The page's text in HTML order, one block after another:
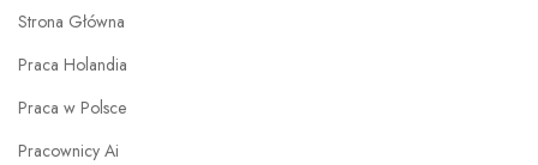
Strona Główna
Praca Holandia
Praca w Polsce
Pracownicy Ai